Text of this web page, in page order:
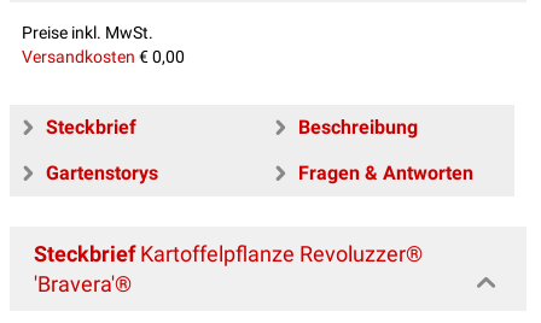
Preise inkl. MwSt.
Versandkosten € 0,00
Steckbrief
Beschreibung
Gartenstorys
Fragen & Antworten
SteckbriefKartoffelpflanze Revoluzzer®
'Bravera'®